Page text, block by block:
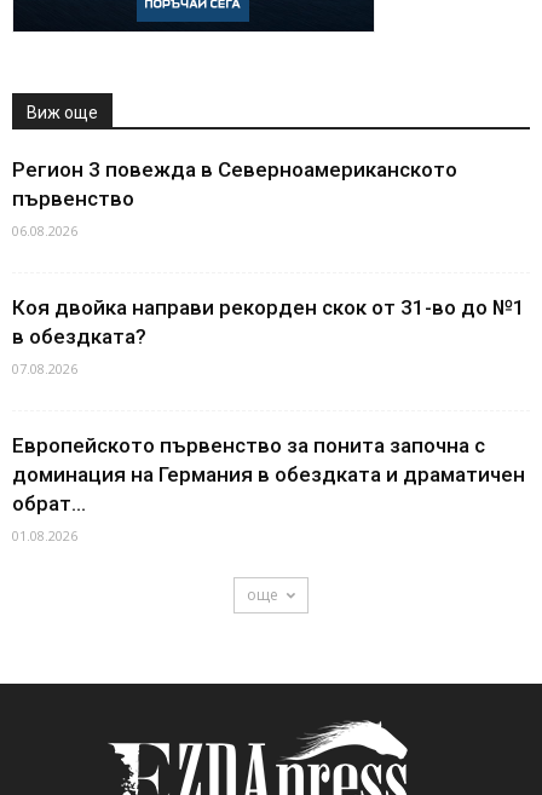
Виж още
Регион 3 повежда в Северноамериканското
първенство
06.08.2026
Коя двойка направи рекорден скок от 31-во до №1
в обездката?
07.08.2026
Европейското първенство за понита започна с
доминация на Германия в обездката и драматичен
обрат...
01.08.2026
още